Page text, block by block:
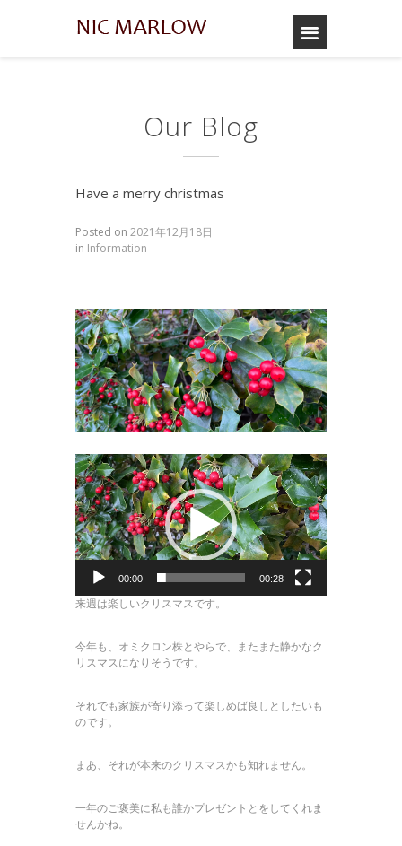
Our Blog
Have a merry christmas
Posted on 2021年12月18日
in Information
動
画
プ
レ
ー
ヤ
ー
00:00 00:28
来週は楽しいクリスマスです。
今年も、オミクロン株とやらで、またまた静かなク
リスマスになりそうです。
それでも家族が寄り添って楽しめば良しとしたいも
のです。
まあ、それが本来のクリスマスかも知れません。
一年のご褒美に私も誰かプレゼントとをしてくれま
せんかね。